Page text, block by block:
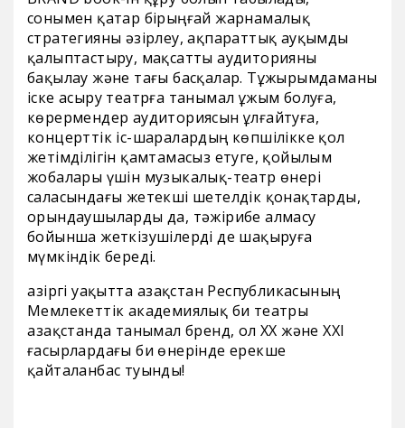
сонымен қатар бірыңғай жарнамалық
стратегияны әзірлеу, ақпараттық ауқымды
қалыптастыру, мақсатты аудиторияны
бақылау және тағы басқалар. Тұжырымдаманы
іске асыру театрға танымал ұжым болуға,
көрермендер аудиториясын ұлғайтуға,
концерттік іс-шаралардың көпшілікке қол
жетімділігін қамтамасыз етуге, қойылым
жобалары үшін музыкалық-театр өнері
саласындағы жетекші шетелдік қонақтарды,
орындаушыларды да, тәжірибе алмасу
бойынша жеткізушілерді де шақыруға
мүмкіндік береді.
Қазіргі уақытта Қазақстан Республикасының
Мемлекеттік академиялық би театры
Қазақстанда танымал бренд, ол ХХ және ХХІ
ғасырлардағы би өнерінде ерекше
қайталанбас туынды!